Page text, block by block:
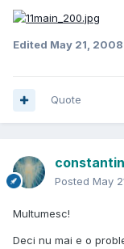
Edited May 21, 2008
Quote
constantin
Posted May
Multumesc!
Deci nu mai e o